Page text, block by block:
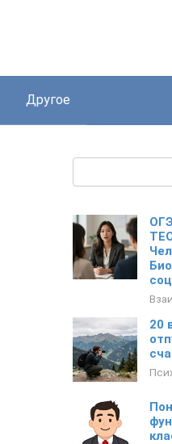
Другое
20